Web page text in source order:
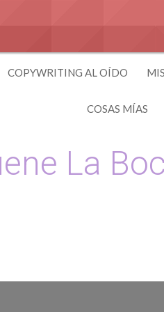
COPYWRITING AL OÍDO
COSAS MÍAS
La